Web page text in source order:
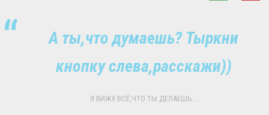
А ты,что думаешь? Тыркни
кнопку слева,расскажи))
Я ВИЖУ ВСЁ,ЧТО ТЫ ДЕЛАЕШЬ...